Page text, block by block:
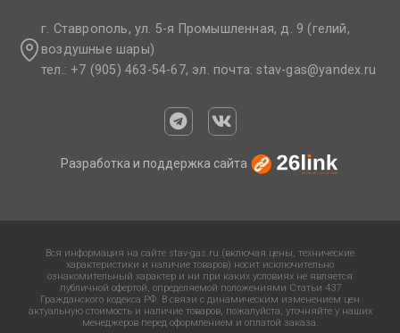
г. Ставрополь, ул. 5-я Промышленная, д. 9 (гелий,
воздушные шары)
тел.: +7 (905) 463-54-67, эл. почта: stav-gas@yandex.ru​
Разработка и поддержка сайта
Вся информация на сайте stav-gas.ru (включая цены, технические
характеристики и наличие товаров) носит исключительно
ознакомительный характер и ни при каких условиях не является
публичной офертой, определяемой положениями Статьи 437
Гражданского кодекса РФ. В связи с динамическим изменением цен
актуальную стоимость и наличие товаров, пожалуйста, уточняйте у наших
менеджеров перед оформлением и оплатой заказа.